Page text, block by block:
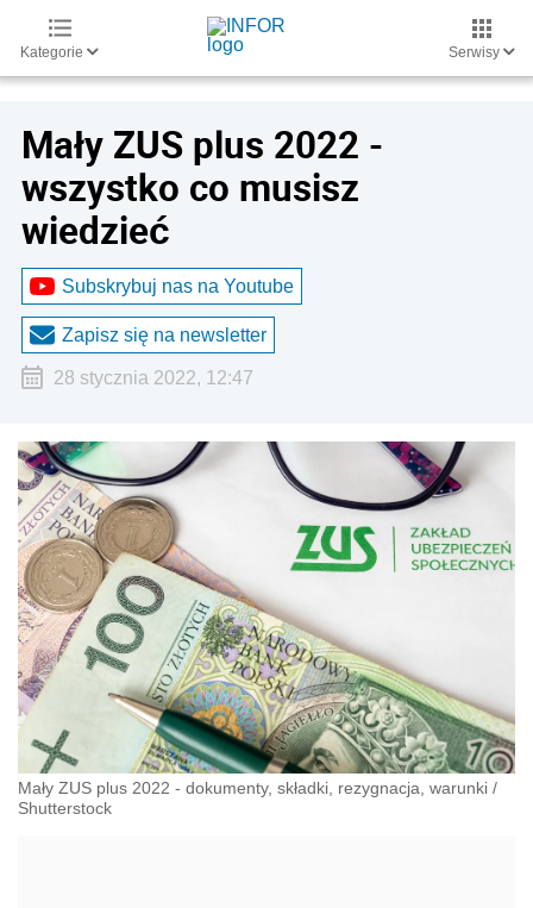
Kategorie Serwisy
Mały ZUS plus 2022 -
wszystko co musisz
wiedzieć
Subskrybuj nas na Youtube
Zapisz się na newsletter
28 stycznia 2022, 12:47
Mały ZUS plus 2022 - dokumenty, składki, rezygnacja, warunki /
Shutterstock